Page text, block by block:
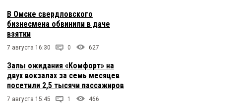
В Омске свердловского
бизнесмена обвинили в даче
взятки
7 августа 16:30 0 627
Залы ожидания «Комфорт» на
двух вокзалах за семь месяцев
посетили 2,5 тысячи пассажиров
7 августа 15:45 1 466